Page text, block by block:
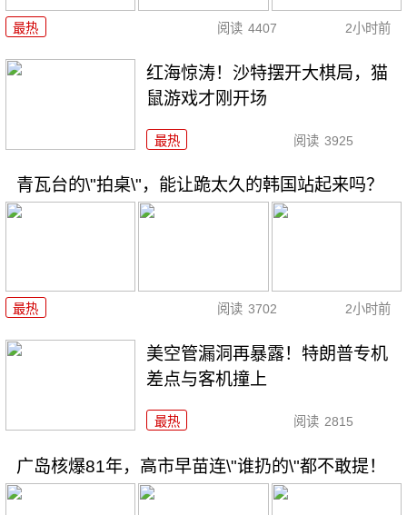
最热 阅读 4407 2小时前
红海惊涛！沙特摆开大棋局，猫
鼠游戏才刚开场
最热 阅读 3925
青瓦台的\"拍桌\"，能让跪太久的韩国站起来吗？
最热 阅读 3702 2小时前
美空管漏洞再暴露！特朗普专机
差点与客机撞上
最热 阅读 2815
广岛核爆81年，高市早苗连\"谁扔的\"都不敢提！